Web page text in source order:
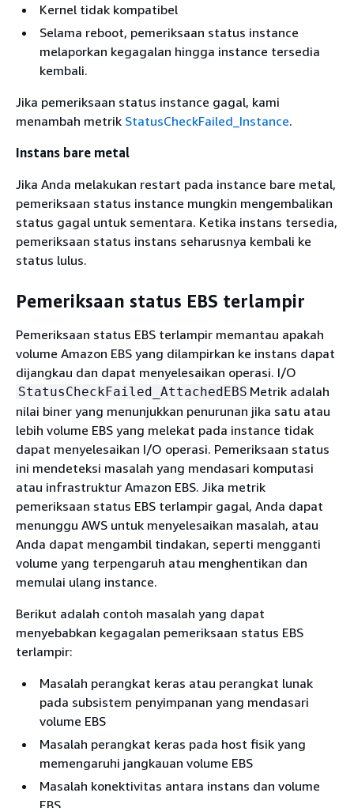
Kernel tidak kompatibel
Selama reboot, pemeriksaan status instance
melaporkan kegagalan hingga instance tersedia
kembali.
Jika pemeriksaan status instance gagal, kami
menambah metrik StatusCheckFailed_Instance.
Instans bare metal
Jika Anda melakukan restart pada instance bare metal,
pemeriksaan status instance mungkin mengembalikan
status gagal untuk sementara. Ketika instans tersedia,
pemeriksaan status instans seharusnya kembali ke
status lulus.
Pemeriksaan status EBS terlampir
Pemeriksaan status EBS terlampir memantau apakah
volume Amazon EBS yang dilampirkan ke instans dapat
dijangkau dan dapat menyelesaikan operasi. I/O
StatusCheckFailed_AttachedEBS Metrik adalah
nilai biner yang menunjukkan penurunan jika satu atau
lebih volume EBS yang melekat pada instance tidak
dapat menyelesaikan I/O operasi. Pemeriksaan status
ini mendeteksi masalah yang mendasari komputasi
atau infrastruktur Amazon EBS. Jika metrik
pemeriksaan status EBS terlampir gagal, Anda dapat
menunggu AWS untuk menyelesaikan masalah, atau
Anda dapat mengambil tindakan, seperti mengganti
volume yang terpengaruh atau menghentikan dan
memulai ulang instance.
Berikut adalah contoh masalah yang dapat
menyebabkan kegagalan pemeriksaan status EBS
terlampir:
Masalah perangkat keras atau perangkat lunak
pada subsistem penyimpanan yang mendasari
volume EBS
Masalah perangkat keras pada host fisik yang
memengaruhi jangkauan volume EBS
Masalah konektivitas antara instans dan volume
EBS